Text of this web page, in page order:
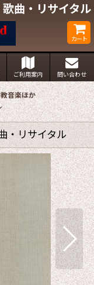
曲・リサイタル
カート
ご利用案内 問い合わせ
音楽ほか
・リサイタル